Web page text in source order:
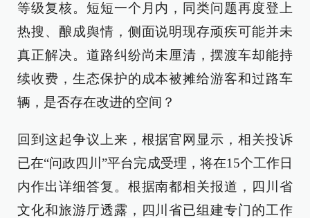
等级复核。短短一个月内，同类问题再度登上
热搜、酿成舆情，侧面说明现存顽疾可能并未
真正解决。道路纠纷尚未厘清，摆渡车却能持
续收费，生态保护的成本被摊给游客和过路车
辆，是否存在改进的空间？
回到这起争议上来，根据官网显示，相关投诉
已在“问政四川”平台完成受理，将在15个工作日
内作出详细答复。根据南都相关报道，四川省
文化和旅游厅透露，四川省已组建专门的工作